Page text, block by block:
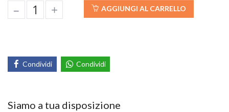
– + AGGIUNGI AL CARRELLO
Condividi Condividi
Siamo a tua disposizione